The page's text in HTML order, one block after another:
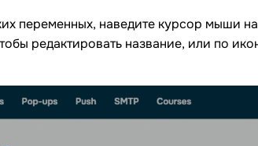
переменных, наведите курсор мыши
редактировать название, или по